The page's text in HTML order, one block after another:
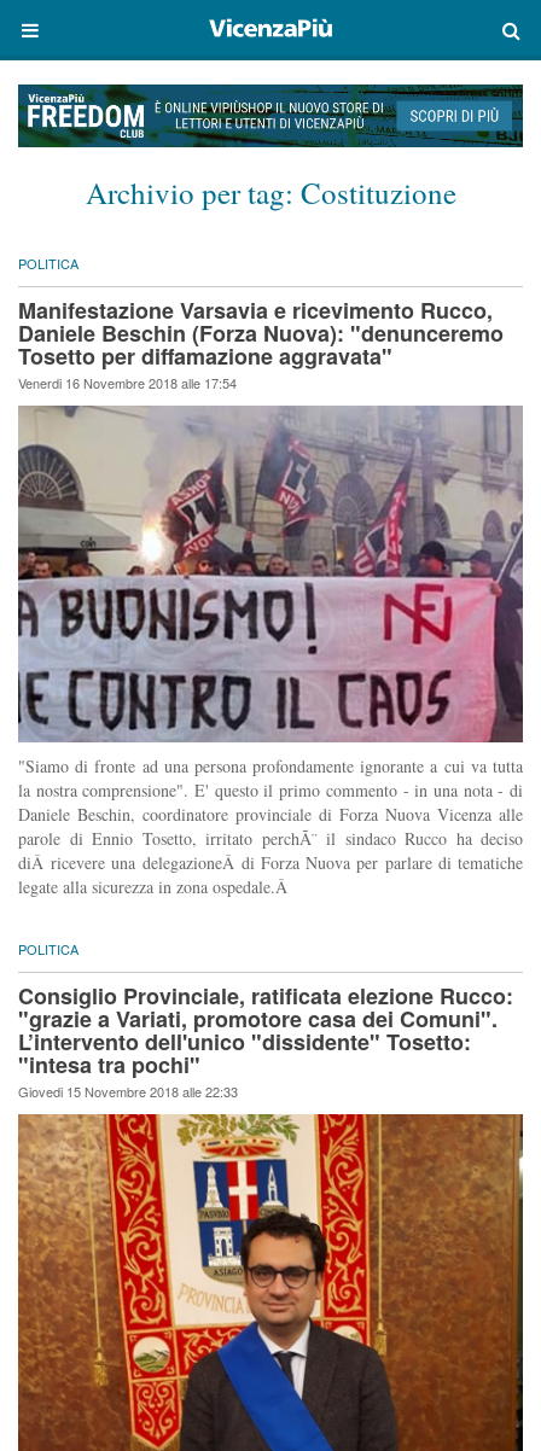
Archivio per tag: Costituzione
POLITICA
Manifestazione Varsavia e ricevimento Rucco,
Daniele Beschin (Forza Nuova): "denunceremo
Tosetto per diffamazione aggravata"
Venerdi 16 Novembre 2018 alle 17:54
"Siamo di fronte ad una persona profondamente ignorante a cui va tutta
la nostra comprensione". E' questo il primo commento - in una nota - di
Daniele Beschin, coordinatore provinciale di Forza Nuova Vicenza alle
parole di Ennio Tosetto, irritato perchÃ¨ il sindaco Rucco ha deciso
diÂ ricevere una delegazioneÂ di Forza Nuova per parlare di tematiche
legate alla sicurezza in zona ospedale.Â
POLITICA
Consiglio Provinciale, ratificata elezione Rucco:
"grazie a Variati, promotore casa dei Comuni".
L’intervento dell'unico "dissidente" Tosetto:
"intesa tra pochi"
Giovedi 15 Novembre 2018 alle 22:33